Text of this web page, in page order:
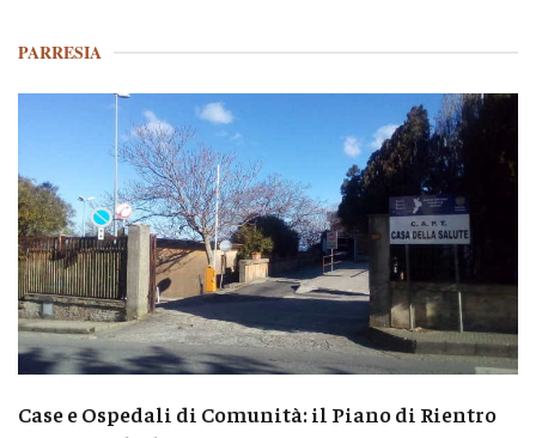
PARRESIA
Case e Ospedali di Comunità: il Piano di Rientro